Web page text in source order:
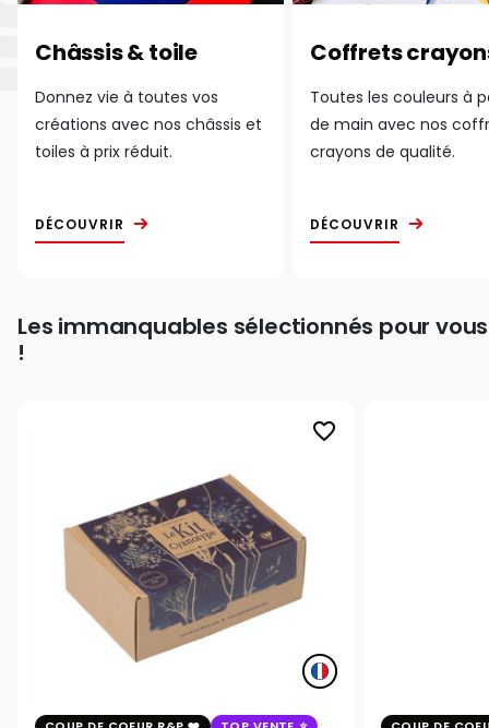
Châssis & toile
Donnez vie à toutes vos
créations avec nos châssis et
toiles à prix réduit.
DÉCOUVRIR
Coffrets
Toutes les couleurs à
de main avec nos
crayons de qualité.
DÉCOUVRIR
Les immanquables sélectionnés pour vous
!
favorite_border